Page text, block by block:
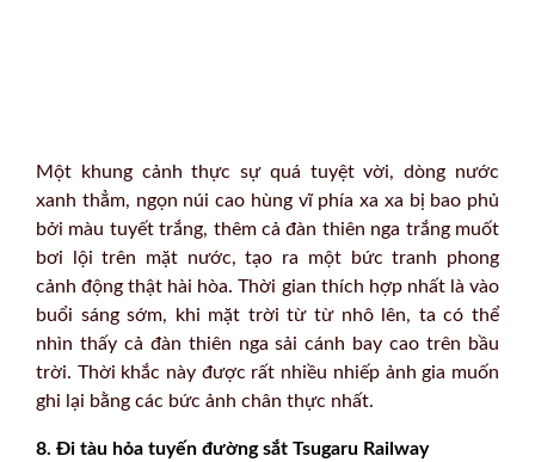
Một khung cảnh thực sự quá tuyệt vời, dòng nước
xanh thẳm, ngọn núi cao hùng vĩ phía xa xa bị bao phủ
bởi màu tuyết trắng, thêm cả đàn thiên nga trắng muốt
bơi lội trên mặt nước, tạo ra một bức tranh phong
cảnh động thật hài hòa. Thời gian thích hợp nhất là vào
buổi sáng sớm, khi mặt trời từ từ nhô lên, ta có thể
nhìn thấy cả đàn thiên nga sải cánh bay cao trên bầu
trời. Thời khắc này được rất nhiều nhiếp ảnh gia muốn
ghi lại bằng các bức ảnh chân thực nhất.
8. Đi tàu hỏa tuyến đường sắt Tsugaru Railway